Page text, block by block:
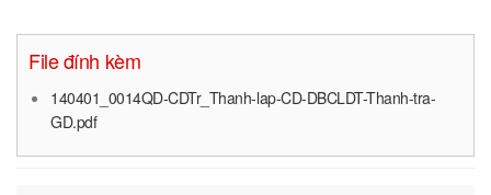
File đính kèm
140401_0014QD-CDTr_Thanh-lap-CD-DBCLDT-Thanh-tra-
GD.pdf